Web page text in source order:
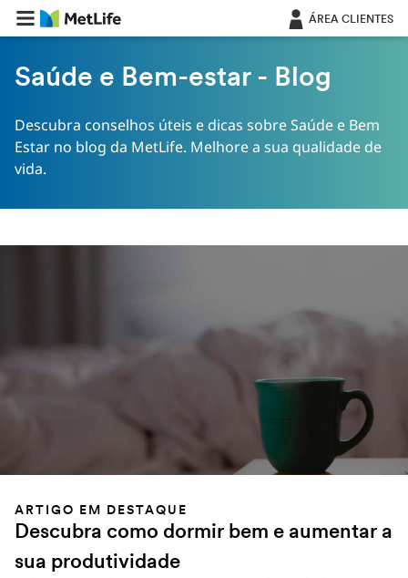
Saltar navegação ÁREA CLIENTES
Saúde e Bem-estar - Blog
Descubra conselhos úteis e dicas sobre Saúde e Bem
Estar no blog da MetLife. Melhore a sua qualidade de
vida.
ARTIGO EM DESTAQUE
Descubra como dormir bem e aumentar a
sua produtividade